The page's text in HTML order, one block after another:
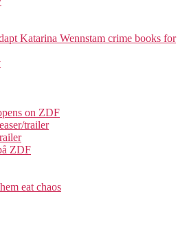
Katarina Wennstam crime books for
on ZDF
trailer
ZDF
eat chaos